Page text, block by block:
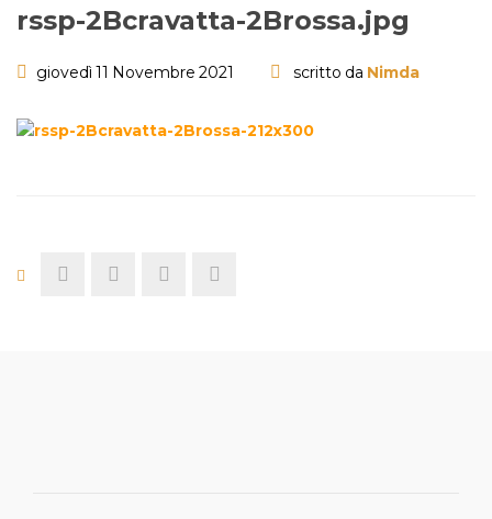
rssp-2Bcravatta-2Brossa.jpg
giovedì 11 Novembre 2021 scritto da Nimda